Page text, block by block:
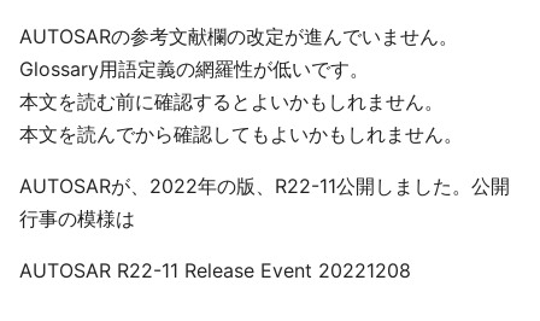
AUTOSARの参考文献欄の改定が進んでいません。
Glossary用語定義の網羅性が低いです。
本文を読む前に確認するとよいかもしれません。
本文を読んでから確認してもよいかもしれません。
AUTOSARが、2022年の版、R22-11公開しました。公開
行事の模様は
AUTOSAR R22-11 Release Event 20221208